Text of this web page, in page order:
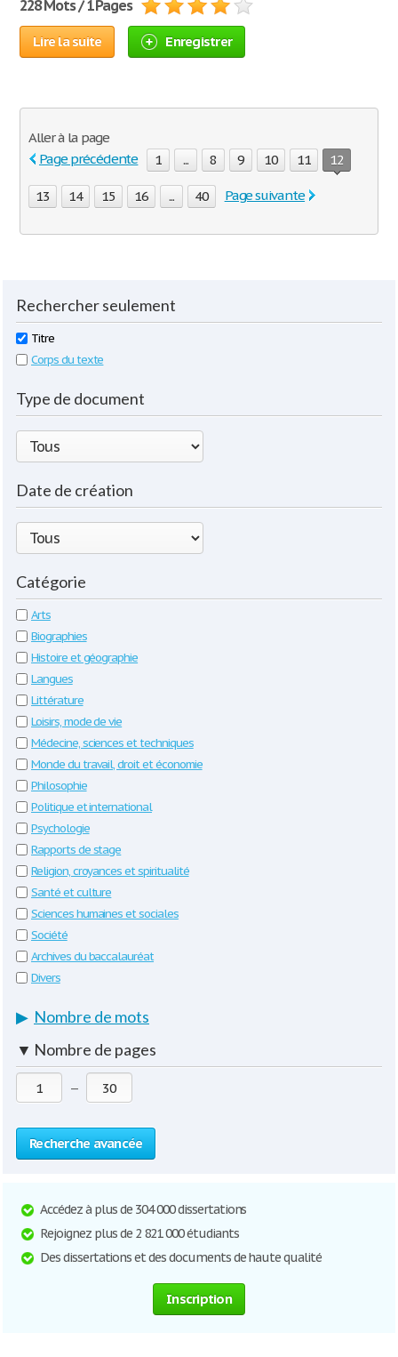
228 Mots / 1 Pages
Lire la suite Enregistrer
Aller à la page
Page précédente
1 ... 8 9 10 11 12
13 14 15 16 ... 40 Page suivante
Rechercher seulement
Titre
Corps du texte
Type de document
Date de création
Catégorie
Arts
Biographies
Histoire et géographie
Langues
Littérature
Loisirs, mode de vie
Médecine, sciences et techniques
Monde du travail, droit et économie
Philosophie
Politique et international
Psychologie
Rapports de stage
Religion, croyances et spiritualité
Santé et culture
Sciences humaines et sociales
Société
Archives du baccalauréat
Divers
▶ Nombre de mots
▼ Nombre de pages
—
Recherche avancée
Accédez à plus de 304 000 dissertations
Rejoignez plus de 2 821 000 étudiants
Des dissertations et des documents de haute qualité
Inscription